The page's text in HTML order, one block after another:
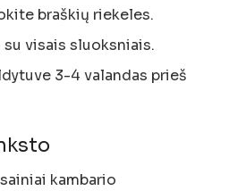
braškių riekeles.
visais sluoksniais.
3-4 valandas prieš
kambario